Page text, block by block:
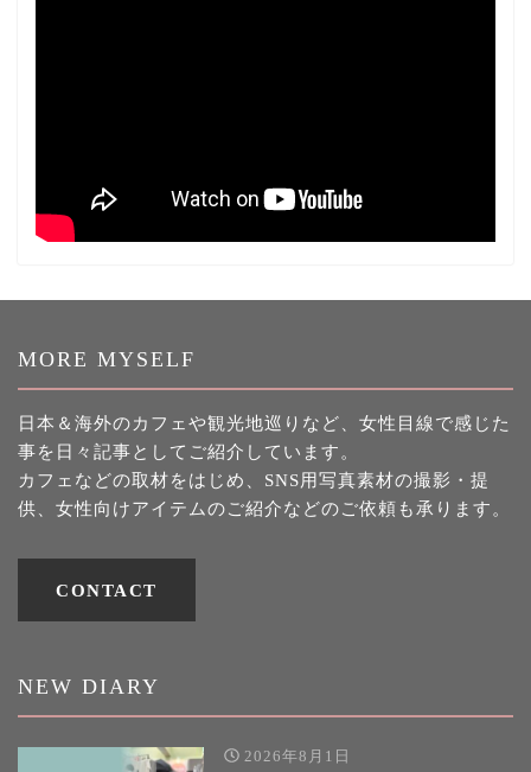
MORE MYSELF
日本＆海外のカフェや観光地巡りなど、女性目線で感じた
事を日々記事としてご紹介しています。
カフェなどの取材をはじめ、SNS用写真素材の撮影・提
供、女性向けアイテムのご紹介などのご依頼も承ります。
CONTACT
NEW DIARY
2026年8月1日